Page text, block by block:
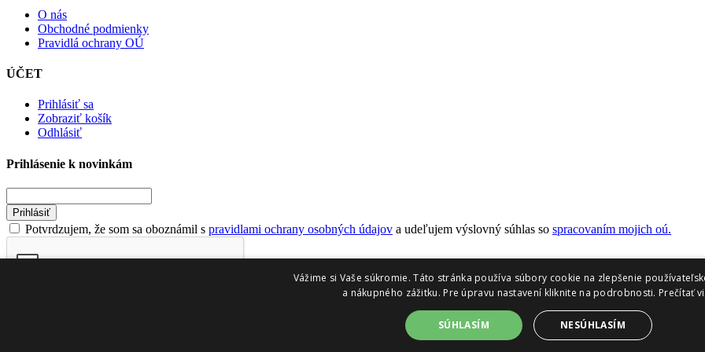
O nás
Obchodné podmienky
Pravidlá ochrany OÚ
ÚČET
Prihlásiť sa
Zobraziť košík
Odhlásiť
Prihlásenie k novinkám
Prihlásiť
Potvrdzujem, že som sa oboznámil s pravidlami ochrany osobných údajov a udeľujem výslovný súhlas so spracovaním mojich oú.
Vážime si Vaše súkromie. Táto stránka používa súbory cookie na zlepšenie
a nákupného zážitku. Pre úpravu nastavení kliknite na podrobnosti. Prečítať
SÚHLASÍM NESÚHLASÍM